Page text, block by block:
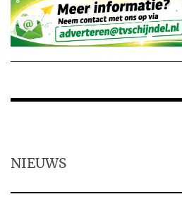
NIEUWS